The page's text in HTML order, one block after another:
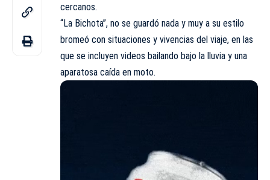
cercanos.
“La Bichota”, no se guardó nada y muy a su estilo
bromeó con situaciones y vivencias del viaje, en las
que se incluyen videos bailando bajo la lluvia y una
aparatosa caída en moto.